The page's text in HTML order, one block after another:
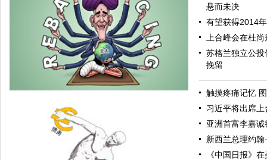
悬而未决
有望获得2014
上合峰会在杜
苏格兰独立公
挽留
触摸疼痛记忆
习近平将出席
亚洲首富李嘉
新西兰总理约翰
《中国日报》